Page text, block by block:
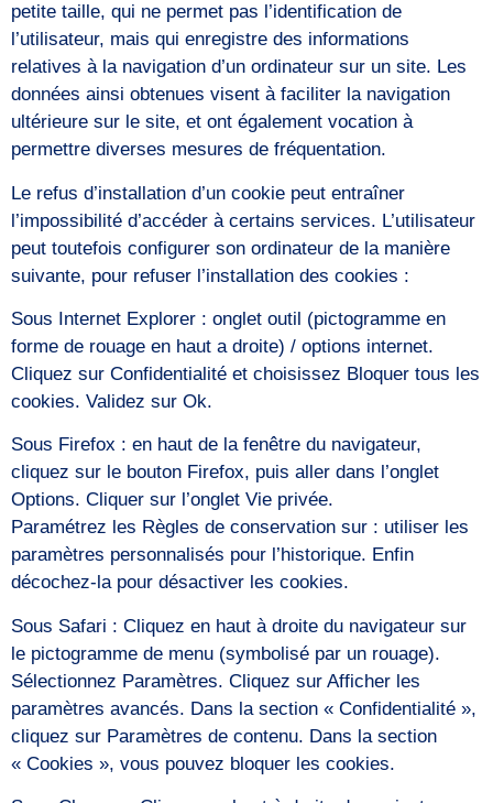
petite taille, qui ne permet pas l’identification de
l’utilisateur, mais qui enregistre des informations
relatives à la navigation d’un ordinateur sur un site. Les
données ainsi obtenues visent à faciliter la navigation
ultérieure sur le site, et ont également vocation à
permettre diverses mesures de fréquentation.
Le refus d’installation d’un cookie peut entraîner
l’impossibilité d’accéder à certains services. L’utilisateur
peut toutefois configurer son ordinateur de la manière
suivante, pour refuser l’installation des cookies :
Sous Internet Explorer : onglet outil (pictogramme en
forme de rouage en haut a droite) / options internet.
Cliquez sur Confidentialité et choisissez Bloquer tous les
cookies. Validez sur Ok.
Sous Firefox : en haut de la fenêtre du navigateur,
cliquez sur le bouton Firefox, puis aller dans l’onglet
Options. Cliquer sur l’onglet Vie privée.
Paramétrez les Règles de conservation sur : utiliser les
paramètres personnalisés pour l’historique. Enfin
décochez-la pour désactiver les cookies.
Sous Safari : Cliquez en haut à droite du navigateur sur
le pictogramme de menu (symbolisé par un rouage).
Sélectionnez Paramètres. Cliquez sur Afficher les
paramètres avancés. Dans la section « Confidentialité »,
cliquez sur Paramètres de contenu. Dans la section
« Cookies », vous pouvez bloquer les cookies.